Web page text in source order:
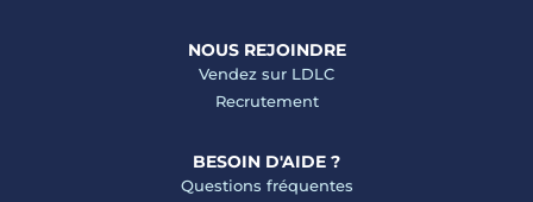
NOUS REJOINDRE
Vendez sur LDLC
Recrutement
BESOIN D'AIDE ?
Questions fréquentes